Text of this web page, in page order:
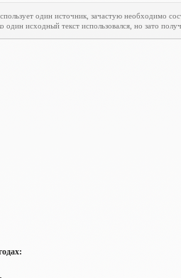
один источник, зачастую необходимо
один исходный текст использовался, но зато